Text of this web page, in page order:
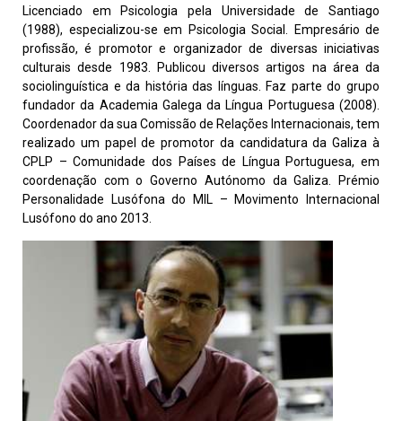
Licenciado em Psicologia pela Universidade de Santiago
(1988), especializou-se em Psicologia Social. Empresário de
profissão, é promotor e organizador de diversas iniciativas
culturais desde 1983. Publicou diversos artigos na área da
sociolinguística e da história das línguas. Faz parte do grupo
fundador da Academia Galega da Língua Portuguesa (2008).
Coordenador da sua Comissão de Relações Internacionais, tem
realizado um papel de promotor da candidatura da Galiza à
CPLP – Comunidade dos Países de Língua Portuguesa, em
coordenação com o Governo Autónomo da Galiza. Prémio
Personalidade Lusófona do MIL – Movimento Internacional
Lusófono do ano 2013.